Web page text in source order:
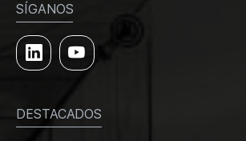
SÍGANOS
DESTACADOS